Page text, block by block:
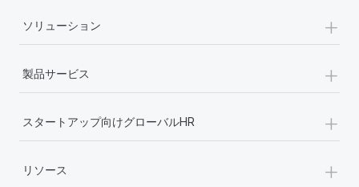
ソリューション +
製品サービス +
スタートアップ向けグローバルHR +
リソース +